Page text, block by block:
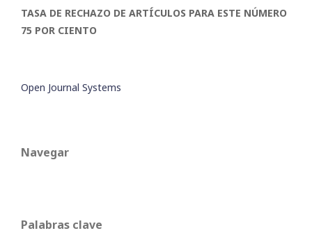
TASA DE RECHAZO DE ARTÍCULOS PARA ESTE NÚMERO
75 POR CIENTO
Open Journal Systems
Navegar
Palabras clave